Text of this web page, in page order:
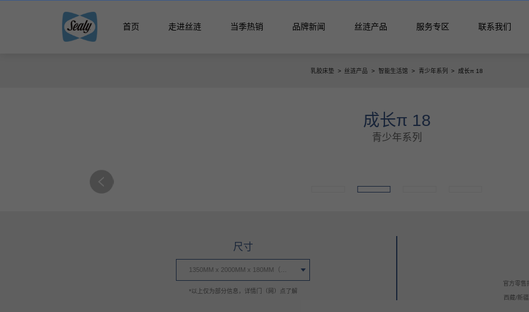
首页 走进丝涟 当季热销 品牌新闻 丝涟产品 服务专区 联系我们
智选馆
套床
乳胶床垫 > 丝涟产品 > 智能生活馆 > 青少年系列 > 成长π 18
成长π 18
青少年系列
尺寸
*以上仅为部分信息，详情门（网）点了解
官方零售
西藏/新